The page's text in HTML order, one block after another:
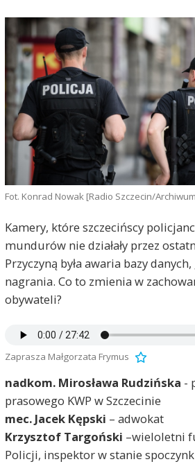
Fot. Konrad Nowak [Radio Szczecin/
Kamery, które szczecińscy
mundurów nie działały przez
Przyczyną była awaria bazy
nagrania. Co to zmienia w
obywateli?
Zaprasza Małgorzata Frymus
nadkom. Mirosława Rudzińska -
prasowego KWP w Szczecinie
mec. Jacek Kępski – adwokat
Krzysztof Targoński –wieloletni
Policji, inspektor w stanie